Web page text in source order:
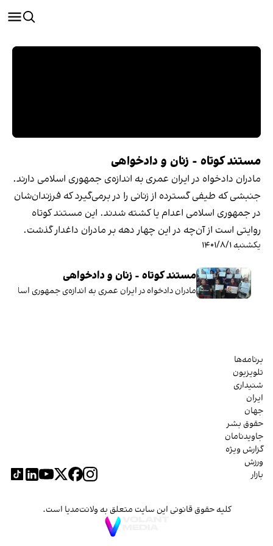
مستند کوتاه - زنان و دادخواهی
مادران دادخواه در ایران عمری به اندازه‌ی جمهوری اسلامی دارند.
جنبشی که طیفی گسترده از زنانی را در برمی‌گیرد که فرزندان‌شان
در جمهوری اسلامی اعدام یا کشته شدند. این مستند کوتاه
روایتی است از آن‌چه در این چهار دهه بر مادران داغدار گذشت.
یکشنبه ۱۴۰۱/۸/۱
مستند کوتاه - زنان و دادخواهی
مادران دادخواه در ایران عمری به اندازه‌ی جمهوری
برنامه‌ها
تلویزیون
شنیداری
ایران
جهان
حقوق بشر
جاویدنامان
گزارش ویژه
ورزش
بازار
کلیه حقوق قانونی این سایت متعلق به ولانت‌مدیا است.